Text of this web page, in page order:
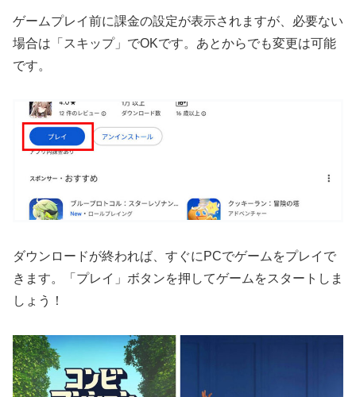
ゲームプレイ前に課金の設定が表示されますが、必要ない
場合は「スキップ」でOKです。あとからでも変更は可能
です。
ダウンロードが終われば、すぐにPCでゲームをプレイで
きます。「プレイ」ボタンを押してゲームをスタートしま
しょう！